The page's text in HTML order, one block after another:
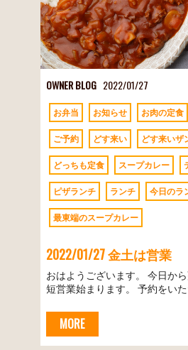
OWNER BLOG 2022/01/27
お弁当 お知らせ お肉の定食
ご予約 どす来い どす来いザ
どっちも定食 スープカレー
ピザランチ ランチ 今日のラ
最東端のスープカレー
2022/01/27 金土は営業
おはようございます。 今日か
短営業始まります。 予約をいた
MORE